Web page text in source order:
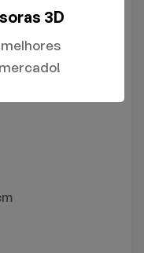
conjuntos
como
crianças, casais
3D